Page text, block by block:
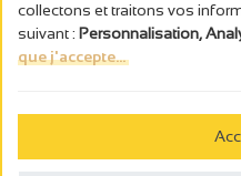
L’abus d’alcool est
collectons et traitons vos
suivant : Personnalisation,
que j'accepte...